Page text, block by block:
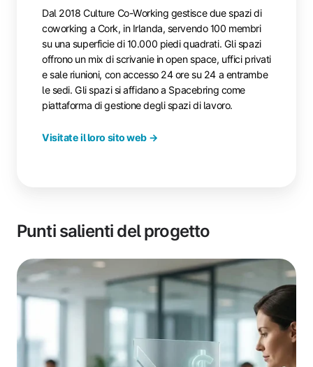
Dal 2018 Culture Co-Working gestisce due spazi di
coworking a Cork, in Irlanda, servendo 100 membri
su una superficie di 10.000 piedi quadrati. Gli spazi
offrono un mix di scrivanie in open space, uffici privati
e sale riunioni, con accesso 24 ore su 24 a entrambe
le sedi. Gli spazi si affidano a Spacebring come
piattaforma di gestione degli spazi di lavoro.
Visitate il loro sito web →
Punti salienti del progetto